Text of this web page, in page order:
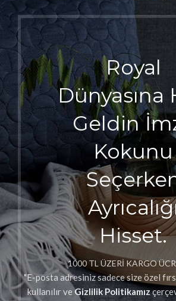
Royal
Dünyasına
Geldin
Kokunu
Hisset.
1000 TL ÜZERİ KARGO
"E-posta adresiniz sadece size özel
kullanılır veGizlilik Politikamız